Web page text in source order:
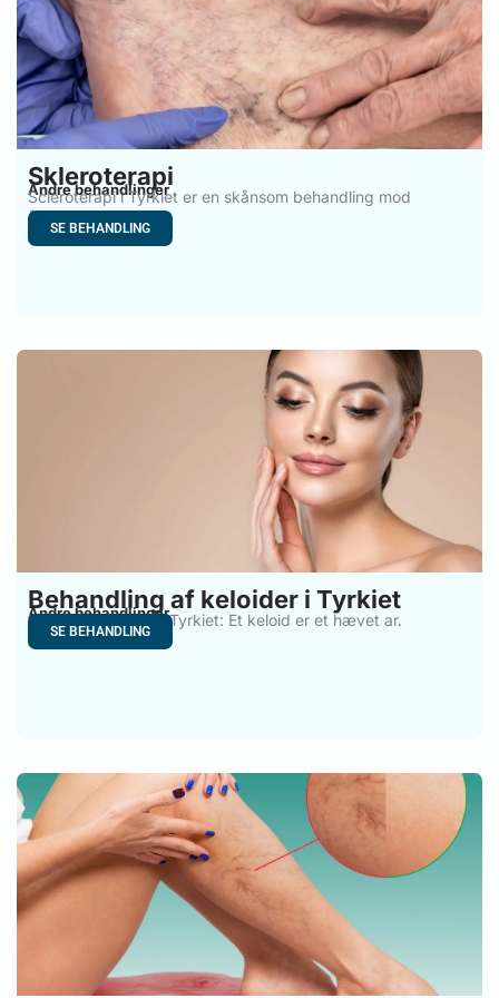
Skleroterapi
Andre behandlinger
Scleroterapi i Tyrkiet er en skånsom behandling mod
åreknuder og
SE BEHANDLING
Behandling af keloider i Tyrkiet
Andre behandlinger
Keloid behandling i Tyrkiet: Et keloid er et hævet ar.
SE BEHANDLING